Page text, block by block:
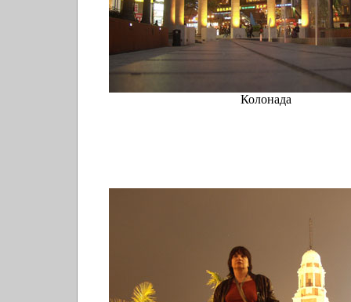
Колонада